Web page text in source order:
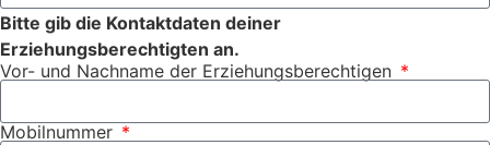
Bitte gib die Kontaktdaten deiner
Erziehungsberechtigten an.
Vor- und Nachname der Erziehungsberechtigen
Mobilnummer